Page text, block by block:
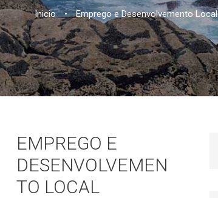
Inicio • Emprego e Desenvolvemento Local
EMPREGO E
DESENVOLVEMEN
TO LOCAL